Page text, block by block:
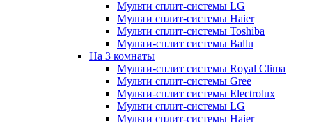
Мульти сплит-системы LG
Мульти сплит-системы Haier
Мульти сплит-системы Toshiba
Мульти-сплит системы Ballu
На 3 комнаты
Мульти-сплит системы Royal Clima
Мульти сплит-системы Gree
Мульти-сплит системы Electrolux
Мульти сплит-системы LG
Мульти сплит-системы Haier